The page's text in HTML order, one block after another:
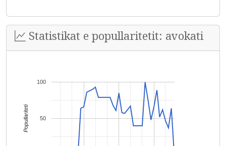
Statistikat e popullaritetit: avokati
50
100
Popullariteti